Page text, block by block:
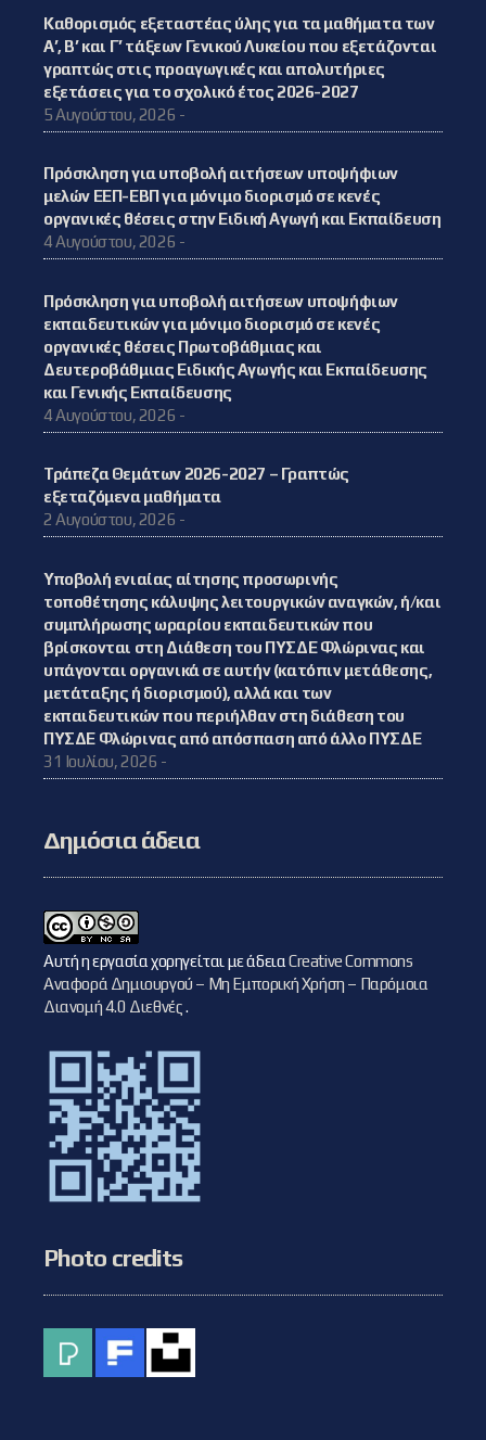
Καθορισμός εξεταστέας ύλης για τα μαθήματα των
Α’, Β’ και Γ’ τάξεων Γενικού Λυκείου που εξετάζονται
γραπτώς στις προαγωγικές και απολυτήριες
εξετάσεις για το σχολικό έτος 2026-2027
5 Αυγούστου, 2026 -
Πρόσκληση για υποβολή αιτήσεων υποψήφιων
μελών ΕΕΠ-ΕΒΠ για μόνιμο διορισμό σε κενές
οργανικές θέσεις στην Ειδική Αγωγή και Εκπαίδευση
4 Αυγούστου, 2026 -
Πρόσκληση για υποβολή αιτήσεων υποψήφιων
εκπαιδευτικών για μόνιμο διορισμό σε κενές
οργανικές θέσεις Πρωτοβάθμιας και
Δευτεροβάθμιας Ειδικής Αγωγής και Εκπαίδευσης
και Γενικής Εκπαίδευσης
4 Αυγούστου, 2026 -
Τράπεζα Θεμάτων 2026-2027 – Γραπτώς
εξεταζόμενα μαθήματα
2 Αυγούστου, 2026 -
Υποβολή ενιαίας αίτησης προσωρινής
τοποθέτησης κάλυψης λειτουργικών αναγκών, ή/και
συμπλήρωσης ωραρίου εκπαιδευτικών που
βρίσκονται στη Διάθεση του ΠΥΣΔΕ Φλώρινας και
υπάγονται οργανικά σε αυτήν (κατόπιν μετάθεσης,
μετάταξης ή διορισμού), αλλά και των
εκπαιδευτικών που περιήλθαν στη διάθεση του
ΠΥΣΔΕ Φλώρινας από απόσπαση από άλλο ΠΥΣΔΕ
31 Ιουλίου, 2026 -
Δημόσια άδεια
Αυτή η εργασία χορηγείται με άδειαCreative Commons
Αναφορά Δημιουργού – Μη Εμπορική Χρήση – Παρόμοια
Διανομή 4.0 Διεθνές.
Photo credits